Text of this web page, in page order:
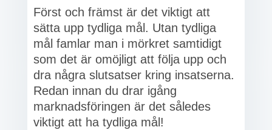
Först och främst är det viktigt att
sätta upp tydliga mål. Utan tydliga
mål famlar man i mörkret samtidigt
som det är omöjligt att följa upp och
dra några slutsatser kring insatserna.
Redan innan du drar igång
marknadsföringen är det således
viktigt att ha tydliga mål!